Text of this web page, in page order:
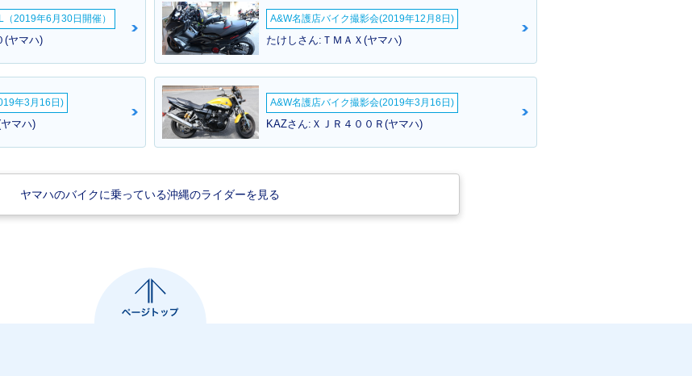
2019年6月30日開催）
(ヤマハ)
A&W名護店バイク撮影会(2019年12月8日)
たけしさん:ＴＭＡＸ(ヤマハ)
年3月16日)
マハ)
A&W名護店バイク撮影会(2019年3月16日)
KAZさん:ＸＪＲ４００Ｒ(ヤマハ)
ヤマハのバイクに乗っている沖縄のライダーを見る